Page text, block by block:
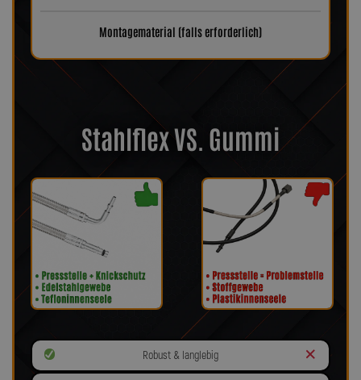
Montagematerial (falls erforderlich)
Stahlflex VS. Gummi
Robust & langlebig